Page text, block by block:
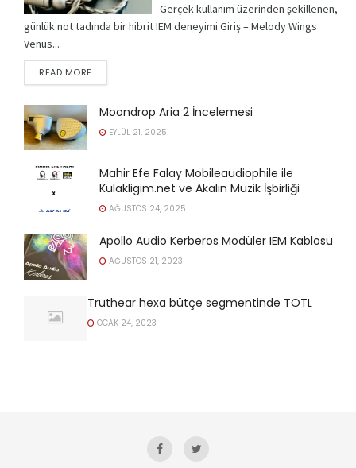
Gerçek kullanım üzerinden şekillenen,
günlük not tadında bir hibrit IEM deneyimi Giriş – Melody Wings
Venus...
READ MORE
Moondrop Aria 2 İncelemesi
EYLÜL 21, 2025
Mahir Efe Falay Mobileaudiophile ile
Kulakligim.net ve Akalın Müzik İşbirliği
AĞUSTOS 24, 2025
Apollo Audio Kerberos Modüler IEM Kablosu
AĞUSTOS 21, 2023
Truthear hexa bütçe segmentinde TOTL
OCAK 24, 2023